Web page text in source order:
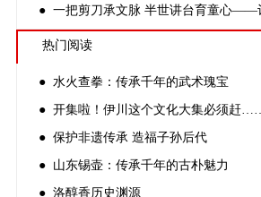
热门阅读
● 水火查拳：传承千年的武术瑰宝
● 开集啦！伊川这个文化大集必须赶
● 保护非遗传承 造福子孙后代
● 山东锡壶：传承千年的古朴魅力
● 洛醇香历史渊源